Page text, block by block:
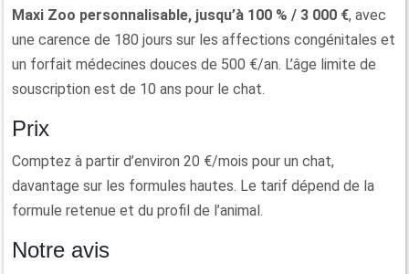
Maxi Zoo personnalisable, jusqu’à 100 % / 3 000 €, avec
une carence de 180 jours sur les affections congénitales et
un forfait médecines douces de 500 €/an. L’âge limite de
souscription est de 10 ans pour le chat.
Prix
Comptez à partir d’environ 20 €/mois pour un chat,
davantage sur les formules hautes. Le tarif dépend de la
formule retenue et du profil de l’animal.
Notre avis